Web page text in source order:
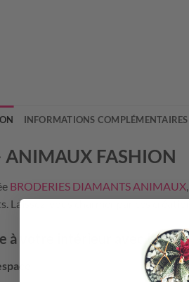
INFORMATIONS COMPLÉMENTAIRES
ANIMAUX FASHION
BRODERIES DIAMANTS ANIMAUX
Laissez-vous charmer par ces
à votre intérieur avec les